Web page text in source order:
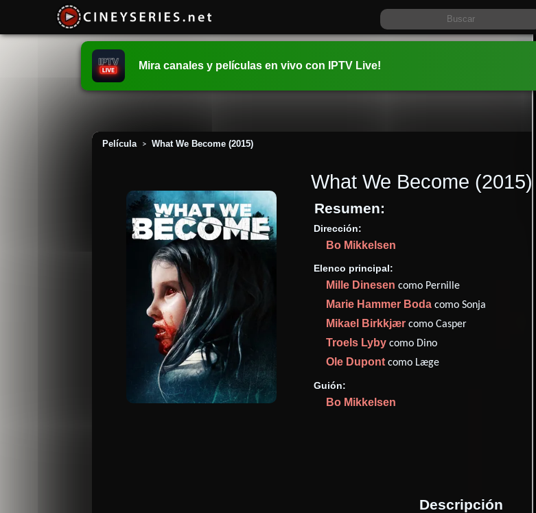
Mira canales y películas en vivo con IPTV Live!
Película > What We Become (2015)
What We Become (2015)
Resumen:
Dirección:
Bo Mikkelsen
Elenco principal:
Mille Dinesen como Pernille
Marie Hammer Boda como Sonja
Mikael Birkkjær como Casper
Troels Lyby como Dino
Ole Dupontcomo Læge
Guión:
Bo Mikkelsen
Descripción